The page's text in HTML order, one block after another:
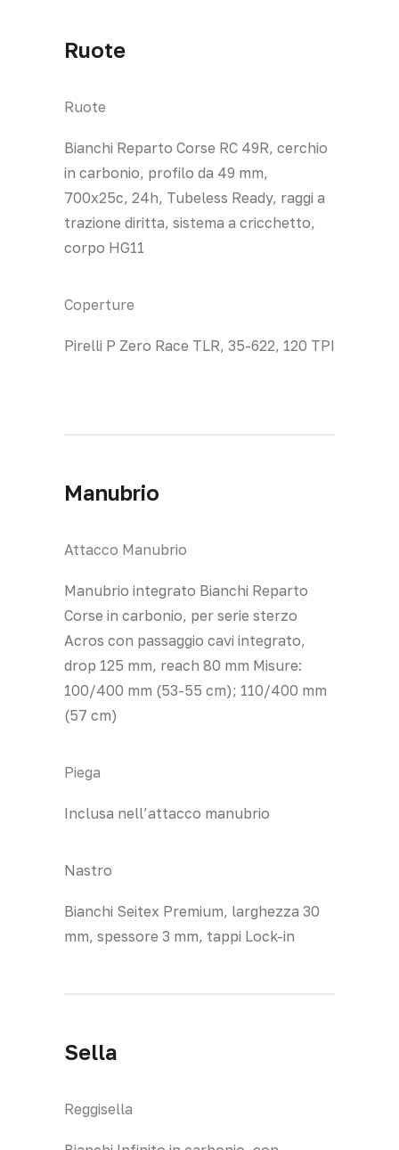
Ruote
Ruote
Bianchi Reparto Corse RC 49R, cerchio
in carbonio, profilo da 49 mm,
700x25c, 24h, Tubeless Ready, raggi a
trazione diritta, sistema a cricchetto,
corpo HG11
Coperture
Pirelli P Zero Race TLR, 35-622, 120 TPI
Manubrio
Attacco Manubrio
Manubrio integrato Bianchi Reparto
Corse in carbonio, per serie sterzo
Acros con passaggio cavi integrato,
drop 125 mm, reach 80 mm Misure:
100/400 mm (53-55 cm); 110/400 mm
(57 cm)
Piega
Inclusa nell’attacco manubrio
Nastro
Bianchi Seitex Premium, larghezza 30
mm, spessore 3 mm, tappi Lock-in
Sella
Reggisella